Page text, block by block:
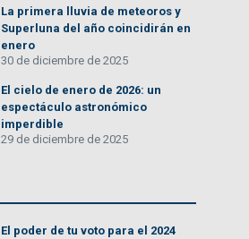
La primera lluvia de meteoros y
Superluna del año coincidirán en
enero
30 de diciembre de 2025
El cielo de enero de 2026: un
espectáculo astronómico
imperdible
29 de diciembre de 2025
El poder de tu voto para el 2024